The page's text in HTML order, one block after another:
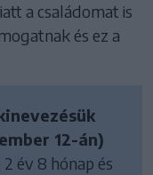
a családomat is
és ez a
12-án)
év 8 hónap és